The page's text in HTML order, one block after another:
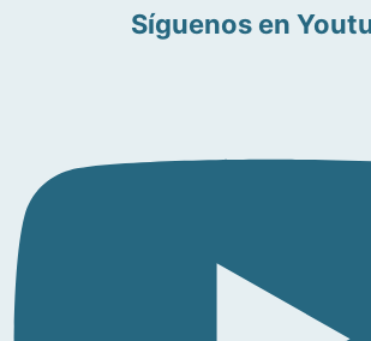
Síguenos en